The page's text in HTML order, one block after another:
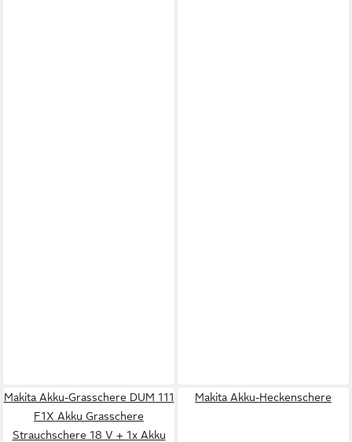
Makita Akku-Grasschere DUM 111
F1X Akku Grasschere
Strauchschere 18 V + 1x Akku
Makita Akku-Heckenschere